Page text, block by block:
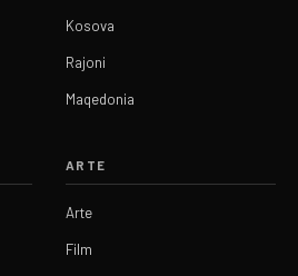
Kosova
Rajoni
Maqedonia
ARTE
Arte
Film